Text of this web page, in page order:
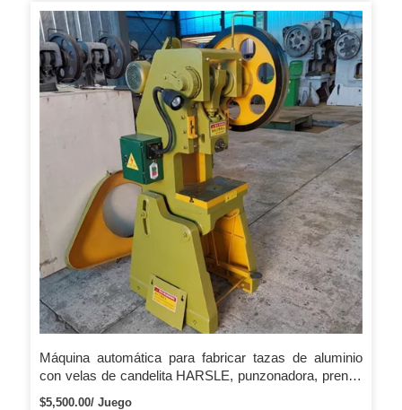
Máquina automática para fabricar tazas de aluminio
con velas de candelita HARSLE, punzonadora, prensa
eléctrica
$5,500.00/ Juego